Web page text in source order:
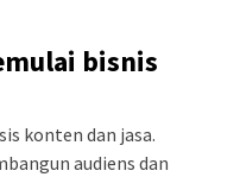
bisnis
konten dan jasa.
audiens dan